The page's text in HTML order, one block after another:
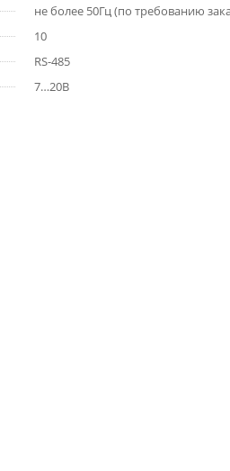
не более 50Гц (по требованию
10
RS-485
7…20В